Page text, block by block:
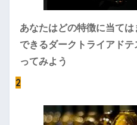
あなたはどの特徴に当て
できるダークトライアド
ってみよう
2